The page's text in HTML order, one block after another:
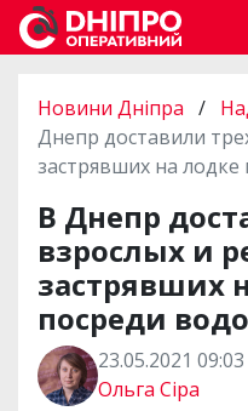
Новини Дніпра /
Днепр доставили
застрявших на
В Днепр
взрослых и
застрявших
посреди
23.05.2021
Ольга Сіра